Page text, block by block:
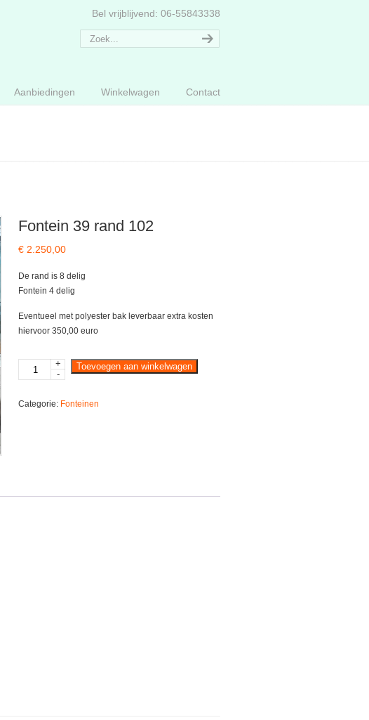
Bel vrijblijvend: 06-55843338
Aanbiedingen Winkelwagen Contact
Fontein 39 rand 102
€ 2.250,00
De rand is 8 delig
Fontein 4 delig
Eventueel met polyester bak leverbaar extra kosten
hiervoor 350,00 euro
Fontein
39
102
+
-
Toevoegen aan winkelwagen
Categorie: Fonteinen